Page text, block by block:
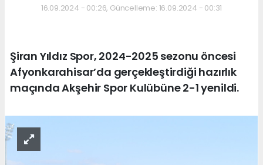
16.09.2024 - 00:26, Güncelleme: 16.09.2024 - 00:31
Şiran Yıldız Spor, 2024-2025 sezonu öncesi
Afyonkarahisar’da gerçekleştirdiği hazırlık
maçında Akşehir Spor Kulübüne 2-1 yenildi.